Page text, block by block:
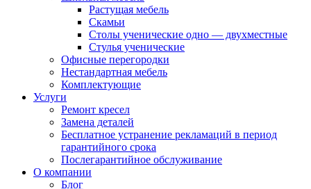
Растущая мебель
Скамьи
Столы ученические одно — двухместные
Стулья ученические
Офисные перегородки
Нестандартная мебель
Комплектующие
Услуги
Ремонт кресел
Замена деталей
Бесплатное устранение рекламаций в период
гарантийного срока
Послегарантийное обслуживание
О компании
Блог